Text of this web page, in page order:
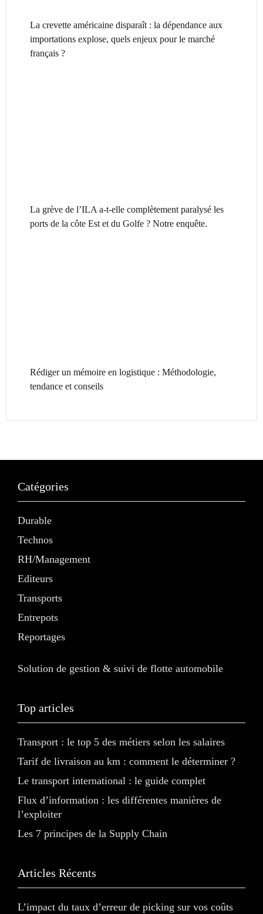
La crevette américaine disparaît : la dépendance aux
importations explose, quels enjeux pour le marché
français ?
La grève de l’ILA a-t-elle complètement paralysé les
ports de la côte Est et du Golfe ? Notre enquête.
Rédiger un mémoire en logistique : Méthodologie,
tendance et conseils
Catégories
Durable
Technos
RH/Management
Editeurs
Transports
Entrepots
Reportages
Solution de gestion & suivi de flotte automobile
Top articles
Transport : le top 5 des métiers selon les salaires
Tarif de livraison au km : comment le déterminer ?
Le transport international : le guide complet
Flux d’information : les différentes manières de
l’exploiter
Les 7 principes de la Supply Chain
Articles Récents
L’impact du taux d’erreur de picking sur vos coûts